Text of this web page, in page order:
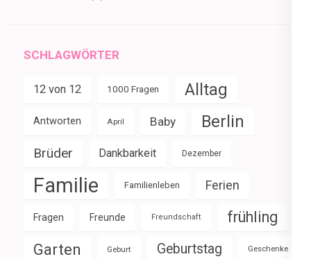
SCHLAGWÖRTER
12 von 12 1000 Fragen Alltag
Antworten April Baby Berlin
Brüder Dankbarkeit Dezember
Familie Familienleben Ferien
Fragen Freunde Freundschaft frühling
Garten Geburt Geburtstag Geschenke